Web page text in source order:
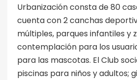
Urbanización consta de 80
cuenta con 2 canchas
múltiples, parques infantiles y
contemplación para los
para las mascotas. El Club
piscinas para niños y adultos;